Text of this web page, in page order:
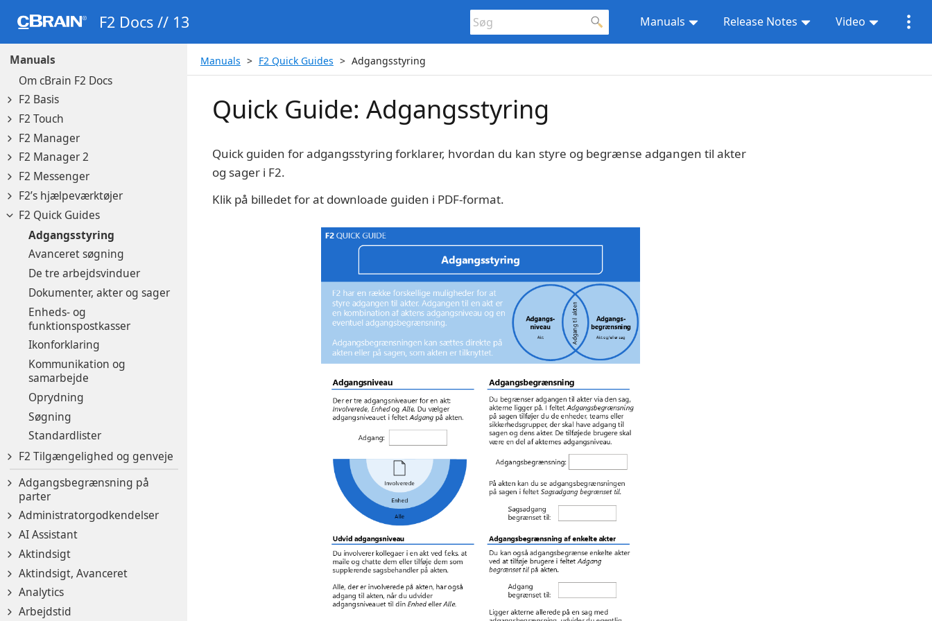
F2 Docs // 13 Manuals Release Notes Video
Manuals
Om cBrain F2 Docs
F2 Basis
F2 Touch
F2 Manager
F2 Manager 2
F2 Messenger
F2’s hjælpeværktøjer
F2 Quick Guides
Adgangsstyring
Avanceret søgning
De tre arbejdsvinduer
Dokumenter, akter og sager
Enheds- og
funktionspostkasser
Ikonforklaring
Kommunikation og
samarbejde
Oprydning
Søgning
Standardlister
F2 Tilgængelighed og genveje
Adgangsbegrænsning på
parter
Administratorgodkendelser
AI Assistant
Aktindsigt
Aktindsigt, Avanceret
Analytics
Arbejdstid
Manuals F2 Quick Guides Adgangsstyring
Quick Guide: Adgangsstyring
Quick guiden for adgangsstyring forklarer, hvordan du kan styre og begrænse adgangen til akter
og sager i F2.
Klik på billedet for at downloade guiden i PDF-format.